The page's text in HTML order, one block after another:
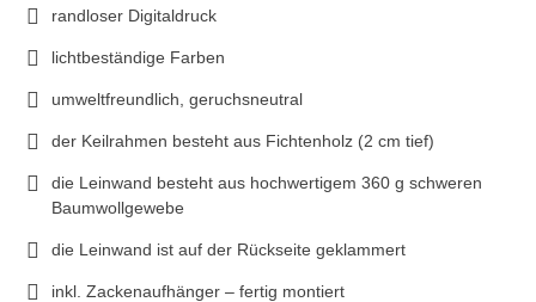
randloser Digitaldruck
lichtbeständige Farben
umweltfreundlich, geruchsneutral
der Keilrahmen besteht aus Fichtenholz (2 cm tief)
die Leinwand besteht aus hochwertigem 360 g schweren
Baumwollgewebe
die Leinwand ist auf der Rückseite geklammert
inkl. Zackenaufhänger – fertig montiert